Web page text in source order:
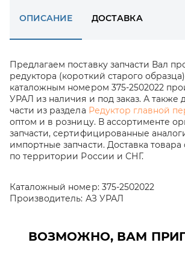
ОПИСАНИЕ ДОСТАВКА
Предлагаем поставку запчасти Вал
редуктора (короткий старого
каталожным номером 375-2502022
УРАЛ из наличия и под заказ. А также
части из раздела Редуктор главной
оптом и в розницу. В ассортименте
запчасти, сертифицированные
импортные запчасти. Доставка товара
по территории России и СНГ.
Каталожный номер: 375-2502022
Производитель: АЗ УРАЛ
ВОЗМОЖНО, ВАМ